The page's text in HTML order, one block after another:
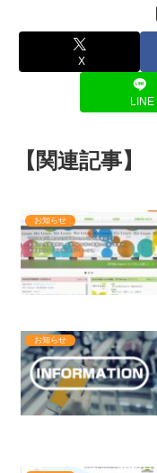
X
LINE
【関連記事】
お知らせ
お知らせ